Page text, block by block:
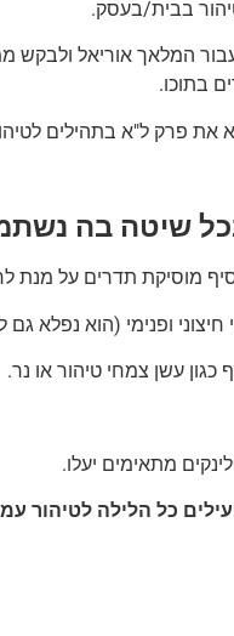
בבית/בעסק.
המלאך אוריאל ולבקש
בתוכו.
את פרק ל"א בתהילים
שיטה בה
מוסיקת תדרים על מנת
עשן צמחי טיהור או נר.